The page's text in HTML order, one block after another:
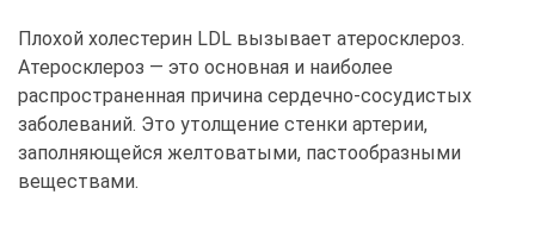
Плохой холестерин LDL вызывает атеросклероз.
Атеросклероз — это основная и наиболее
распространенная причина сердечно-сосудистых
заболеваний. Это утолщение стенки артерии,
заполняющейся желтоватыми, пастообразными
веществами.